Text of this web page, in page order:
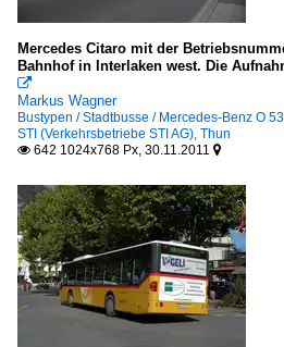
Mercedes Citaro mit der
Bahnhof in Interlaken west. Die

Markus Wagner
Bustypen / Stadtbusse / Mercedes-Benz O
STI (Verkehrsbetriebe STI AG), Thun
 642 1024x768 Px, 30.11.2011 